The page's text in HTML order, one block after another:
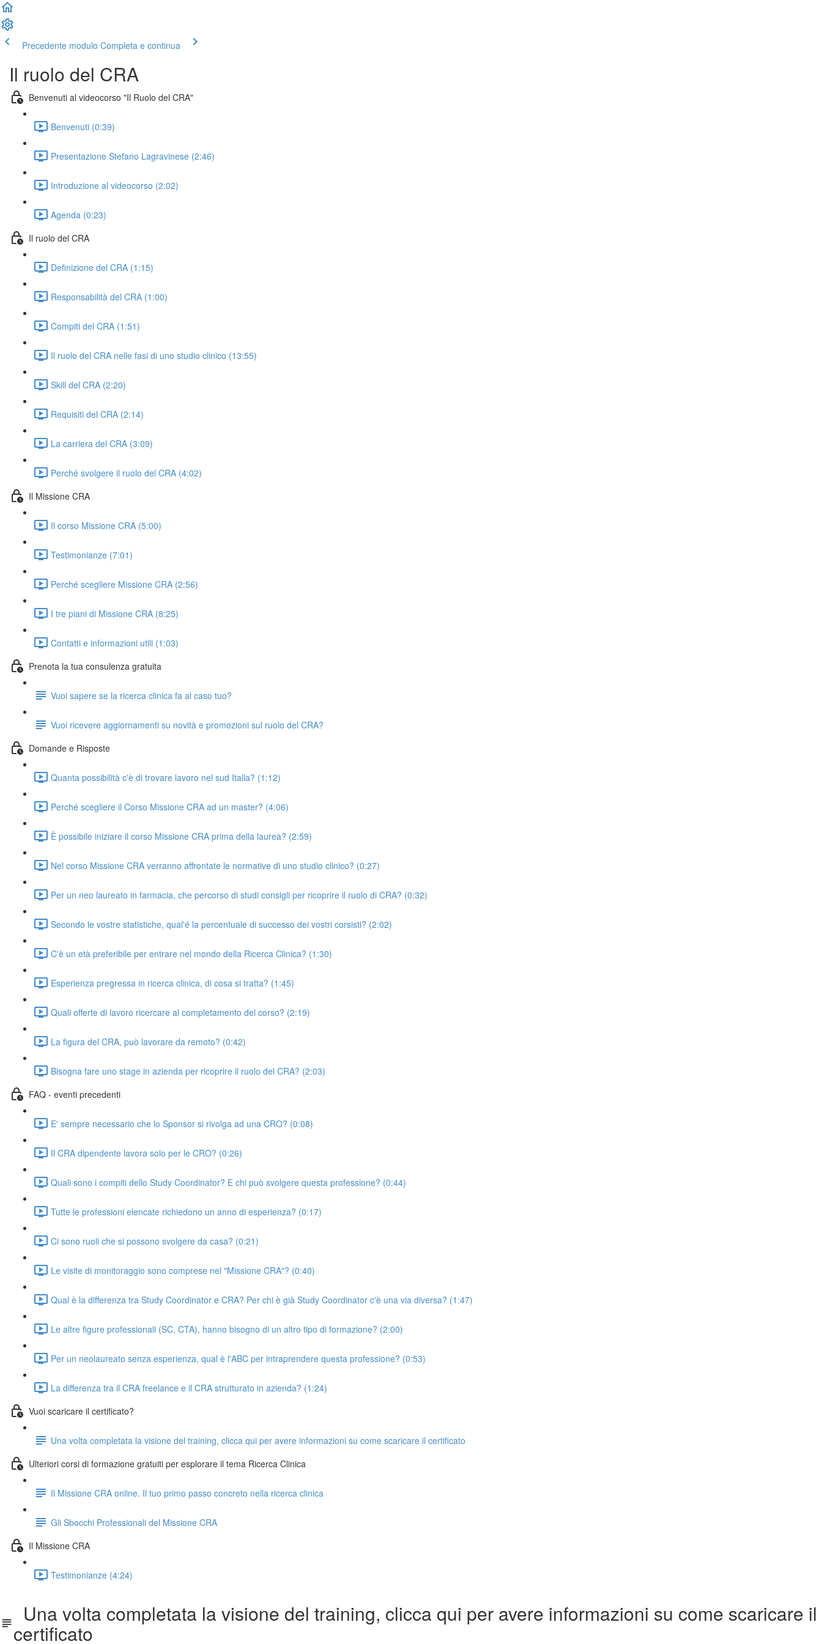
Precedente modulo Completa e continua
Il ruolo del CRA
Benvenuti al videocorso "Il Ruolo del CRA"
Benvenuti (0:39)
Presentazione Stefano Lagravinese (2:46)
Introduzione al videocorso (2:02)
Agenda (0:23)
Il ruolo del CRA
Definizione del CRA (1:15)
Responsabilità del CRA (1:00)
Compiti del CRA (1:51)
Il ruolo del CRA nelle fasi di uno studio clinico (13:55)
Skill del CRA (2:20)
Requisiti del CRA (2:14)
La carriera del CRA (3:09)
Perché svolgere il ruolo del CRA (4:02)
Il Missione CRA
Il corso Missione CRA (5:00)
Testimonianze (7:01)
Perché scegliere Missione CRA (2:56)
I tre piani di Missione CRA (8:25)
Contatti e informazioni utili (1:03)
Prenota la tua consulenza gratuita
Vuoi sapere se la ricerca clinica fa al caso tuo?
Vuoi ricevere aggiornamenti su novità e promozioni sul ruolo del CRA?
Domande e Risposte
Quanta possibilità c'è di trovare lavoro nel sud Italia? (1:12)
Perché scegliere il Corso Missione CRA ad un master? (4:06)
È possibile iniziare il corso Missione CRA prima della laurea? (2:59)
Nel corso Missione CRA verranno affrontate le normative di uno studio clinico? (0:27)
Per un neo laureato in farmacia, che percorso di studi consigli per ricoprire il ruolo di CRA? (0:32)
Secondo le vostre statistiche, qual'é la percentuale di successo dei vostri corsisti? (2:02)
C'è un età preferibile per entrare nel mondo della Ricerca Clinica? (1:30)
Esperienza pregressa in ricerca clinica, di cosa si tratta? (1:45)
Quali offerte di lavoro ricercare al completamento del corso? (2:19)
La figura del CRA, può lavorare da remoto? (0:42)
Bisogna fare uno stage in azienda per ricoprire il ruolo del CRA? (2:03)
FAQ - eventi precedenti
E' sempre necessario che lo Sponsor si rivolga ad una CRO? (0:08)
Il CRA dipendente lavora solo per le CRO? (0:26)
Quali sono i compiti dello Study Coordinator? E chi può svolgere questa professione? (0:44)
Tutte le professioni elencate richiedono un anno di esperienza? (0:17)
Ci sono ruoli che si possono svolgere da casa? (0:21)
Le visite di monitoraggio sono comprese nel "Missione CRA"? (0:40)
Qual è la differenza tra Study Coordinator e CRA? Per chi è già Study Coordinator c'è una via diversa? (1:47)
Le altre figure professionali (SC, CTA), hanno bisogno di un altro tipo di formazione? (2:00)
Per un neolaureato senza esperienza, qual è l'ABC per intraprendere questa professione? (0:53)
La differenza tra il CRA freelance e il CRA strutturato in azienda? (1:24)
Vuoi scaricare il certificato?
Una volta completata la visione del training, clicca qui per avere informazioni su come scaricare il certificato
Ulteriori corsi di formazione gratuiti per esplorare il tema Ricerca Clinica
Il Missione CRA online. Il tuo primo passo concreto nella ricerca clinica
Gli Sbocchi Professionali del Missione CRA
Il Missione CRA
Testimonianze (4:24)
Una volta completata la visione del training, clicca qui per avere informazioni su come scaricare il
certificato